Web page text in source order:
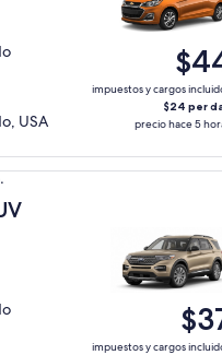
USA
impuestos y cargos
$24 per
precio hace 5
impuestos y cargos
Explorer